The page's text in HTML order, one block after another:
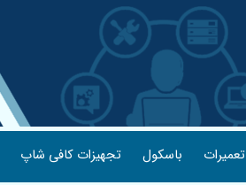
تعمیرات باسکول تجهیزات کافی شاپ